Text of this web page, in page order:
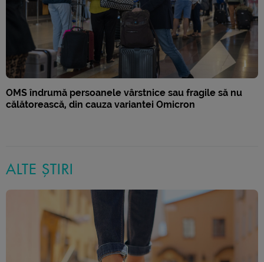
OMS îndrumă persoanele vârstnice sau fragile să nu
călătorească, din cauza variantei Omicron
ALTE ȘTIRI